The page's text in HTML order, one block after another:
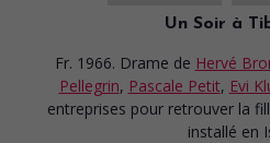
Un Soir à
Fr. 1966. Drame de Hervé
Pellegrin, Pascale Petit, Evi
entreprises pour retrouver la
installé en